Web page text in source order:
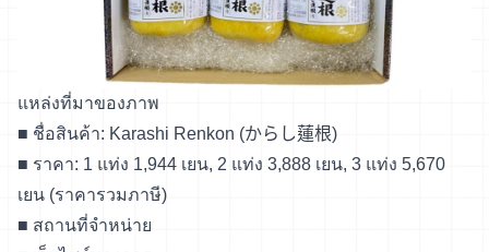
แหล่งที่มาของภาพ
■ ชื่อสินค้า: Karashi Renkon (からし蓮根)
■ ราคา: 1 แท่ง 1,944 เยน, 2 แท่ง 3,888 เยน, 3 แท่ง 5,670
เยน (ราคารวมภาษี)
■ สถานที่จำหน่าย